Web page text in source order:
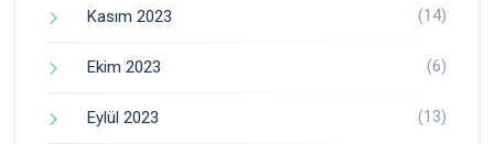
Kasım 2023 (14)
Ekim 2023 (6)
Eylül 2023 (13)